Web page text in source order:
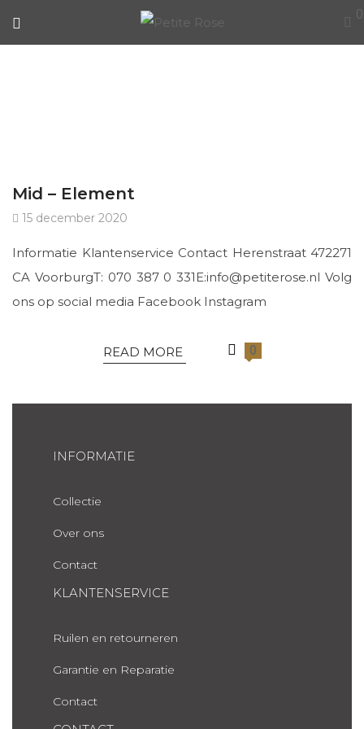
0
Mid – Element
15 december 2020
Informatie Klantenservice Contact Herenstraat 472271
CA VoorburgT: 070 387 0 331E:info@petiterose.nl Volg
ons op social media Facebook Instagram
READ MORE 0
INFORMATIE
Collectie
Over ons
Contact
KLANTENSERVICE
Ruilen en retourneren
Garantie en Reparatie
Contact